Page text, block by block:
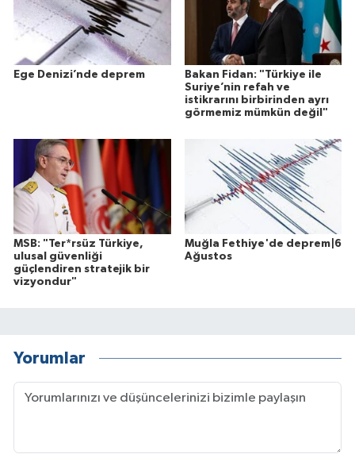
Ege Denizi’nde deprem
Bakan Fidan: "Türkiye ile
Suriye’nin refah ve
istikrarını birbirinden ayrı
görmemiz mümkün değil"
MSB: "Ter*rsüz Türkiye,
ulusal güvenliği
güçlendiren stratejik bir
vizyondur"
Muğla Fethiye'de deprem|6
Ağustos
Yorumlar